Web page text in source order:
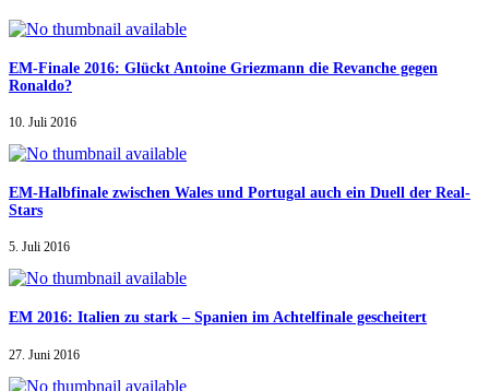
EM-Finale 2016: Glückt Antoine Griezmann die Revanche gegen
Ronaldo?
10. Juli 2016
EM-Halbfinale zwischen Wales und Portugal auch ein Duell der Real-
Stars
5. Juli 2016
EM 2016: Italien zu stark – Spanien im Achtelfinale gescheitert
27. Juni 2016